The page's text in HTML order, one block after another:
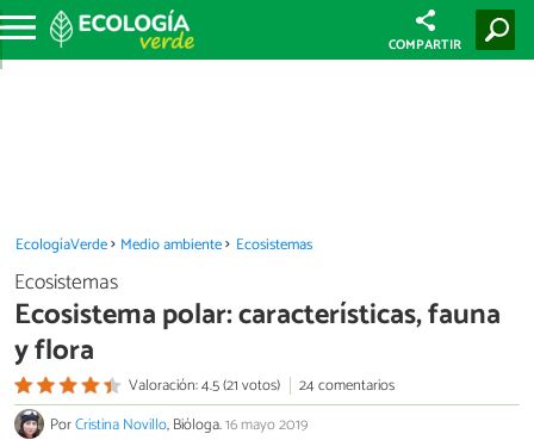
COMPARTIR
EcologíaVerde Medio ambiente Ecosistemas
Ecosistemas
Ecosistema polar: características, fauna
y flora
Valoración: 4.5 (21 votos)
24 comentarios
PorCristina Novillo, Bióloga.16 mayo 2019